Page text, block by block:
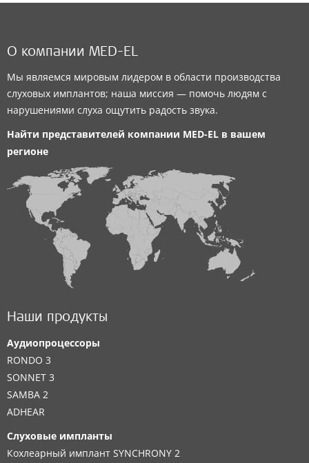
О компании MED-EL
Мы являемся мировым лидером в области производства
слуховых имплантов; наша миссия — помочь людям с
нарушениями слуха ощутить радость звука.
Найти представителей компании MED-EL в вашем
регионе
Наши продукты
Аудиопроцессоры
RONDO 3
SONNET 3
SAMBA 2
ADHEAR
Слуховые импланты
Кохлеарный имплант SYNCHRONY 2